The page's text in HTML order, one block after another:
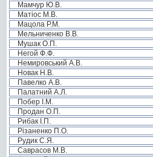
Мамчур Ю.В.
Матіос М.В.
Мацола Р.М.
Мельниченко В.В.
Мушак О.П.
Негой Ф.Ф.
Немировський А.В.
Новак Н.В.
Павелко А.В.
Палатний А.Л.
Побер І.М.
Продан О.П.
Рибак І.П.
Різаненко П.О.
Рудик С.Я.
Саврасов М.В.